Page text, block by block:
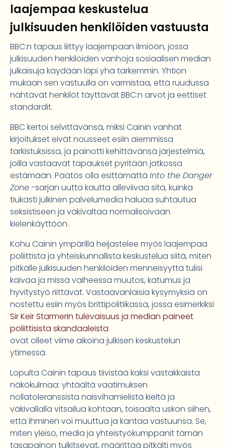
laajempaa keskustelua
julkisuuden henkilöiden vastuusta
BBC:n tapaus liittyy laajempaan ilmiöön, jossa
julkisuuden henkilöiden vanhoja sosiaalisen median
julkaisuja käydään läpi yhä tarkemmin. Yhtiön
mukaan sen vastuulla on varmistaa, että ruudussa
nähtävät henkilöt täyttävät BBC:n arvot ja eettiset
standardit.
BBC kertoi selvittävänsä, miksi Cainin vanhat
kirjoitukset eivät nousseet esiin aiemmissa
tarkistuksissa, ja painotti kehittävänsä järjestelmiä,
joilla vastaavat tapaukset pyritään jatkossa
estämään. Päätös olla esittämättä Into the Danger
Zone-sarjan uutta kautta alleviivaa sitä, kuinka
tiukasti julkinen palvelumedia haluaa suhtautua
seksistiseen ja väkivaltaa normalisoivaan
kielenkäyttöön.
Kohu Cainin ympärillä heijastelee myös laajempaa
poliittista ja yhteiskunnallista keskustelua siitä, miten
pitkälle julkisuuden henkilöiden menneisyyttä tulisi
kaivaa ja missä vaiheessa muutos, katumus ja
hyvitystyö riittävät. Vastaavanlaisia kysymyksiä on
nostettu esiin myös brittipolitiikassa, jossa esimerkiksi
Sir Keir Starmerin tulevaisuus ja median paineet
poliittisista skandaaleista
ovat olleet viime aikoina julkisen keskustelun
ytimessä.
Lopulta Cainin tapaus tiivistää kaksi vastakkaista
näkökulmaa: yhtäältä vaatimuksen
nollatoleranssista naisvihamielistä kieltä ja
väkivallalla vitsailua kohtaan, toisaalta uskon siihen,
että ihminen voi muuttua ja kantaa vastuunsa. Se,
miten yleisö, media ja yhteistyökumppanit tämän
tasapainon tulkitsevat, määrittää pitkälti myös